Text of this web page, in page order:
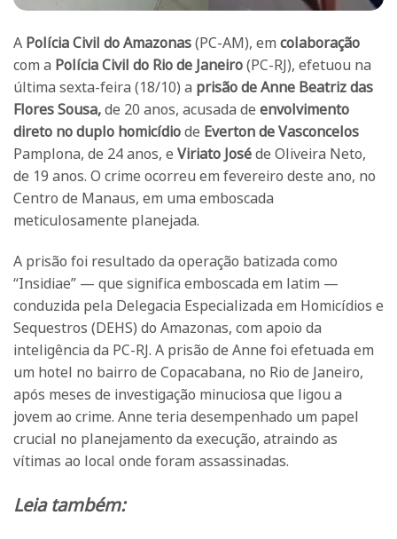
A Polícia Civil do Amazonas(PC-AM), em colaboração
com a Polícia Civil do Rio de Janeiro(PC-RJ), efetuou na
última sexta-feira (18/10) a prisão de Anne Beatriz das
Flores Sousa,de 20 anos, acusada de envolvimento
direto no duplo homicídiode Everton de Vasconcelos
Pamplona, de 24 anos, e Viriato Joséde Oliveira Neto,
de 19 anos. O crime ocorreu em fevereiro deste ano, no
Centro de Manaus, em uma emboscada
meticulosamente planejada.
A prisão foi resultado da operação batizada como
“Insidiae” — que significa emboscada em latim —
conduzida pela Delegacia Especializada em Homicídios e
Sequestros (DEHS) do Amazonas, com apoio da
inteligência da PC-RJ. A prisão de Anne foi efetuada em
um hotel no bairro de Copacabana, no Rio de Janeiro,
após meses de investigação minuciosa que ligou a
jovem ao crime. Anne teria desempenhado um papel
crucial no planejamento da execução, atraindo as
vítimas ao local onde foram assassinadas.
Leia também: